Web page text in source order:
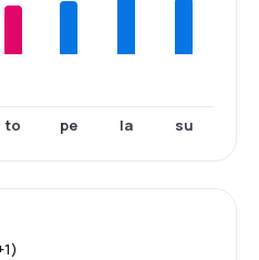
to pe la su